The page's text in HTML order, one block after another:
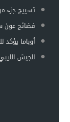
تسييج جزء
فضائح عون
أوباما يؤكد
الجيش